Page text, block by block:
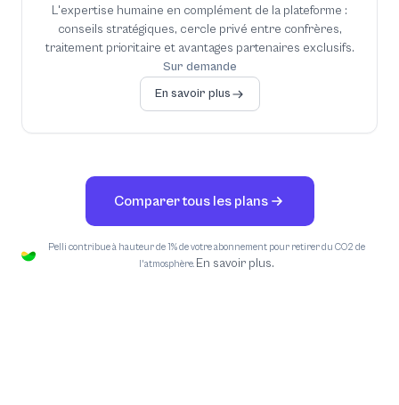
L'expertise humaine en complément de la plateforme :
conseils stratégiques, cercle privé entre confrères,
traitement prioritaire et avantages partenaires exclusifs.
Sur demande
En savoir plus
Comparer tous les plans
Pelli contribue à hauteur de 1% de votre abonnement pour retirer du CO2 de
l'atmosphère. En savoir plus.